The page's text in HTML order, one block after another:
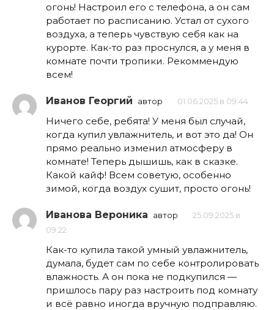
огонь! Настроил его с телефона, а он сам
работает по расписанию. Устал от сухого
воздуха, а теперь чувствую себя как на
курорте. Как-то раз проснулся, а у меня в
комнате почти тропики. Рекоммендую
всем!
Иванов Георгий автор 01.06.2025 в 09:44
Ничего себе, ребята! У меня был случай,
когда купил увлажнитель, и вот это да! Он
прямо реально изменил атмосферу в
комнате! Теперь дышишь, как в сказке.
Какой кайф! Всем советую, особенно
зимой, когда воздух сушит, просто огонь!
Иванова Вероника автор
25.09.2025 в
09:22
Как-то купила такой умный увлажнитель,
думала, будет сам по себе контролировать
влажность. А он пока не подкупился —
пришлось пару раз настроить под комнату
и всё равно иногда вручную подправляю.